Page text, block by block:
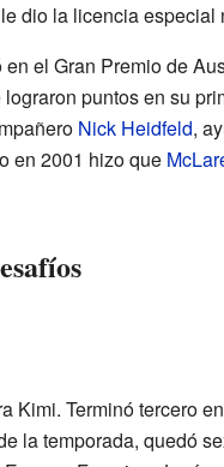
dio la licencia especial
en el Gran Premio de
puntos en su
Nick Heidfeld,
en 2001 hizo que
Kimi. Terminó tercero
la temporada, quedó